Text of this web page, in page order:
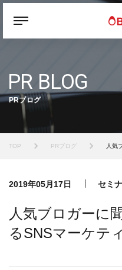
PR BLOG
PRブログ
TOP PRブログ 人気
2019年05月17日 セミ
人気ブロガーに
るSNSマーケテ